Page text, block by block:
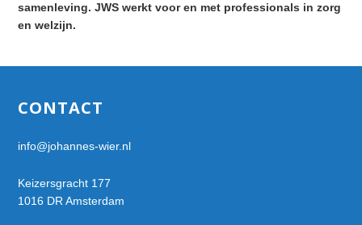
samenleving. JWS werkt voor en met professionals in zorg
en welzijn.
Footer
CONTACT
info@johannes-wier.nl
Keizersgracht 177
1016 DR Amsterdam